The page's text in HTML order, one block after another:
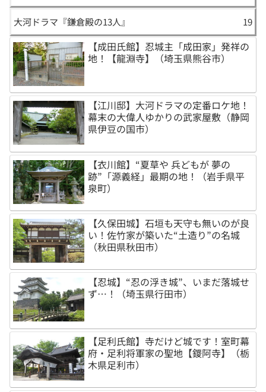
大河ドラマ『鎌倉殿の13人』 19
【成田氏館】忍城主「成田家」発祥の
地！【龍淵寺】（埼玉県熊谷市）
【江川邸】大河ドラマの定番ロケ地！
幕末の大偉人ゆかりの武家屋敷（静岡
県伊豆の国市）
【衣川館】“夏草や 兵どもが 夢の
跡”「源義経」最期の地！（岩手県平
泉町）
【久保田城】石垣も天守も無いのが良
い！佐竹家が築いた“土造り”の名城
（秋田県秋田市）
【忍城】“忍の浮き城”、いまだ落城せ
ず…！（埼玉県行田市）
【足利氏館】寺だけど城です！室町幕
府・足利将軍家の聖地【鑁阿寺】（栃
木県足利市）